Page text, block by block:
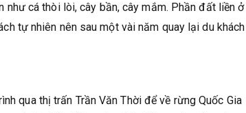
cá thòi lòi, cây bần, cây mắm. Phần đất liền ở
tự nhiên nên sau một vài năm quay lại du khách
qua thị trấn Trần Văn Thời để về rừng Quốc Gia